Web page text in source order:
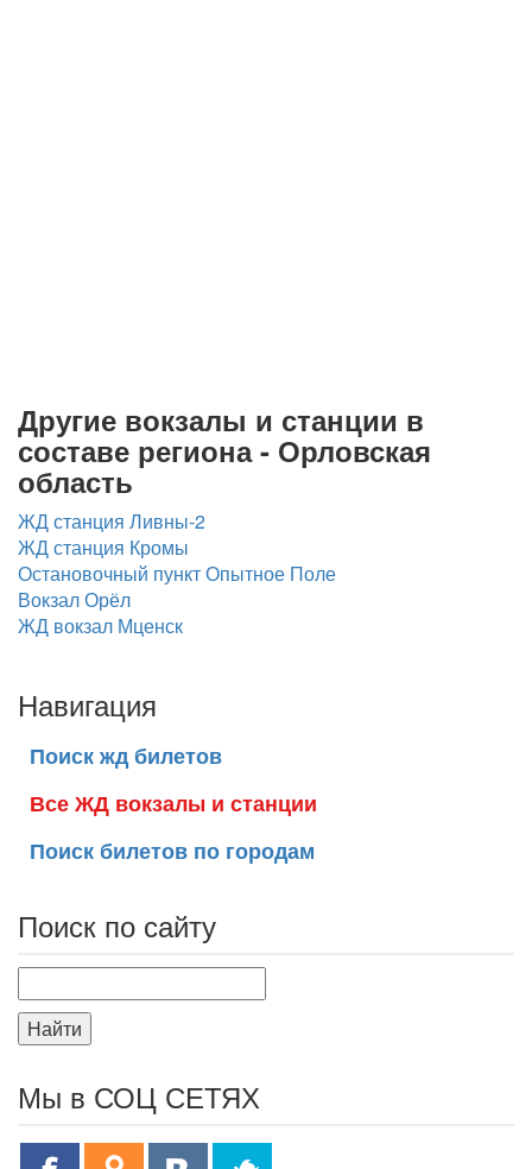
Другие вокзалы и станции в
составе региона - Орловская
область
ЖД станция Ливны-2
ЖД станция Кромы
Остановочный пункт Опытное Поле
Вокзал Орёл
ЖД вокзал Мценск
Навигация
Поиск жд билетов
Все ЖД вокзалы и станции
Поиск билетов по городам
Поиск по сайту
Найти
Мы в СОЦ СЕТЯХ